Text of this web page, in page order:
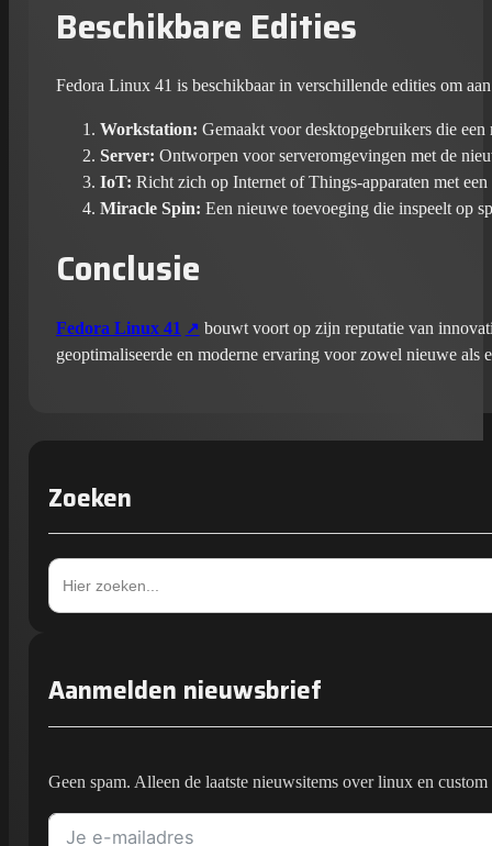
Beschikbare Edities
Fedora Linux 41 is beschikbaar in verschillende edities om
Workstation: Gemaakt voor desktopgebruikers die
Server: Ontworpen voor serveromgevingen met de
IoT: Richt zich op Internet of Things-apparaten met
Miracle Spin: Een nieuwe toevoeging die inspeelt op
Conclusie
Fedora Linux 41
bouwt voort op zijn reputatie van
geoptimaliseerde en moderne ervaring voor zowel nieuwe als
Zoeken
Zoek
naar:
Aanmelden nieuwsbrief
Geen spam. Alleen de laatste nieuwsitems over linux en